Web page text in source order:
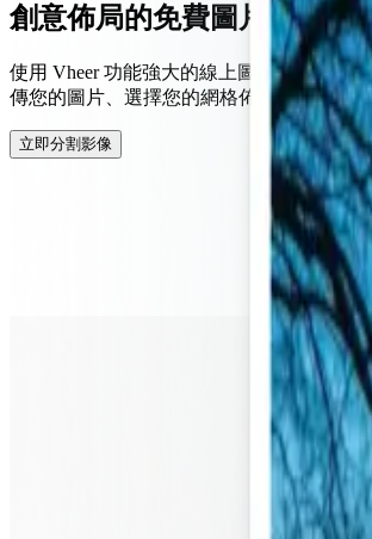
創意佈局的免費圖片分割器
使用 Vheer 功能強大的線上圖片分割器，
傳您的圖片、選擇您的網格佈局，即可下
立即分割影像